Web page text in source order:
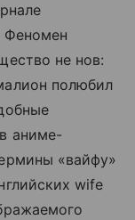
Феномен
не нов:
полюбил
аниме-
«вайфу»
wife